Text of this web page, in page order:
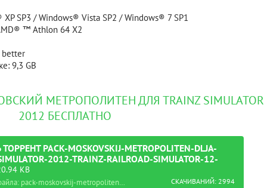
SP3 / Windows® Vista SP2 / Windows® 7 SP1
™ Athlon 64 X2
better
9,3 GB
МЕТРОПОЛИТЕН ДЛЯ TRAINZ SIMULATOR
2012 БЕСПЛАТНО
ТОРРЕНТ PACK-MOSKOVSKIJ-METROPOLITEN-DLJA-
2012-TRAINZ-RAILROAD-SIMULATOR-12-
KB
СКАЧИВАНИЙ: 2994
Название файла: pack-moskovskij-metropoliten-dlja-trainz-simulator-2012-trainz-railroad-simulator-12-rus.torrent